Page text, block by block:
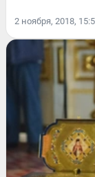
2 ноября, 2018,